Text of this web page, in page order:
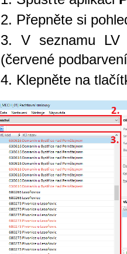
2. Přepněte si
3. V seznamu LV
(červené
4. Klepněte na